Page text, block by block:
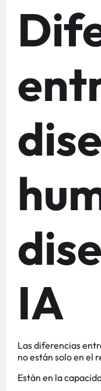
IA
Las diferencias
no están solo en el
Están en la